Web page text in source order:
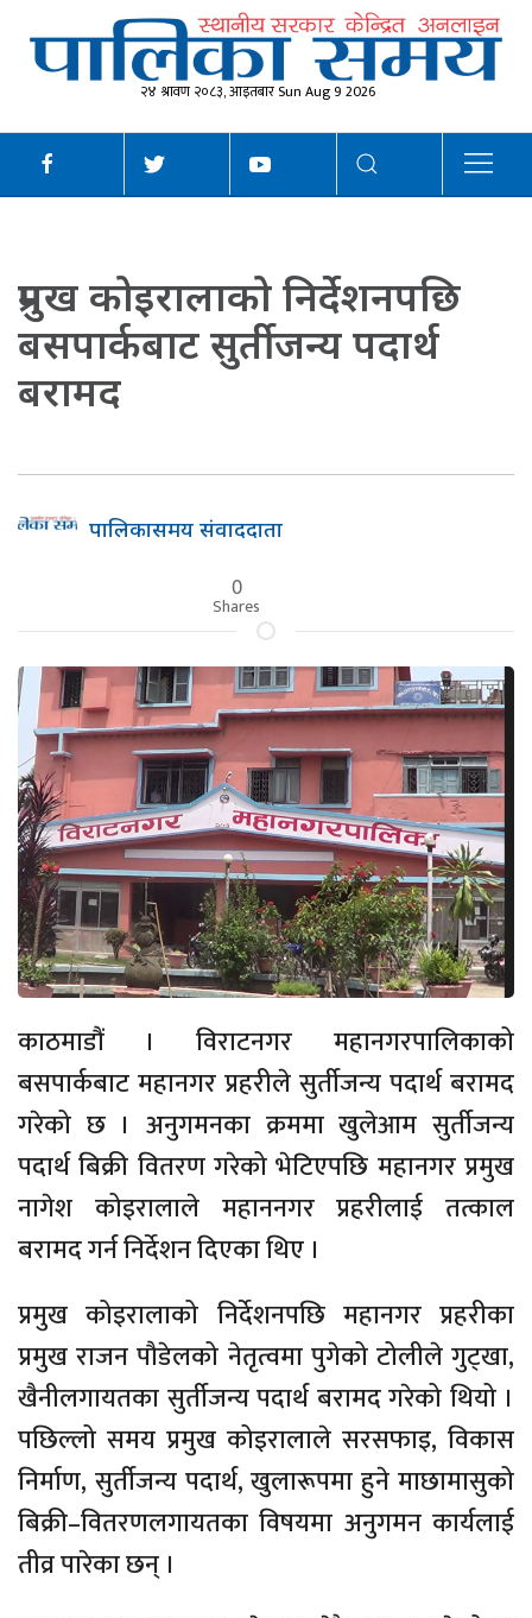
२४ श्रावण २०८३, आइतबार Sun Aug 9 2026
प्रमुख कोइरालाको निर्देशनपछि
बसपार्कबाट सुर्तीजन्य पदार्थ
बरामद
पालिकासमय संवाददाता
0
Shares
काठमाडौं । विराटनगर महानगरपालिकाको
बसपार्कबाट महानगर प्रहरीले सुर्तीजन्य पदार्थ बरामद
गरेको छ । अनुगमनका क्रममा खुलेआम सुर्तीजन्य
पदार्थ बिक्री वितरण गरेको भेटिएपछि महानगर प्रमुख
नागेश कोइरालाले महाननगर प्रहरीलाई तत्काल
बरामद गर्न निर्देशन दिएका थिए ।
प्रमुख कोइरालाको निर्देशनपछि महानगर प्रहरीका
प्रमुख राजन पौडेलको नेतृत्वमा पुगेको टोलीले गुट्खा,
खैनीलगायतका सुर्तीजन्य पदार्थ बरामद गरेको थियो ।
पछिल्लो समय प्रमुख कोइरालाले सरसफाइ, विकास
निर्माण, सुर्तीजन्य पदार्थ, खुलारूपमा हुने माछामासुको
बिक्री–वितरणलगायतका विषयमा अनुगमन कार्यलाई
तीव्र पारेका छन् ।